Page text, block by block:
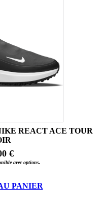
REACT ACE TOUR
€
avec options.
PANIER